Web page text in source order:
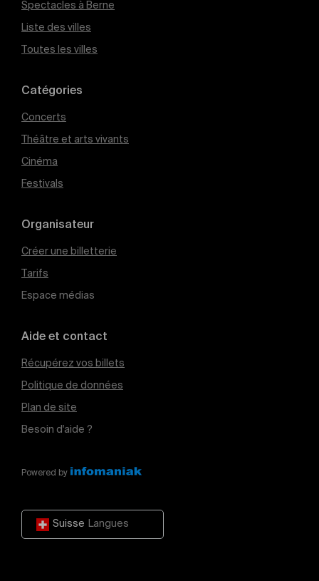
Spectacles à Berne
Liste des villes
Toutes les villes
Catégories
Concerts
Théâtre et arts vivants
Cinéma
Festivals
Organisateur
Créer une billetterie
Tarifs
Espace médias
Aide et contact
Récupérez vos billets
Politique de données
Plan de site
Besoin d'aide ?
Powered by
Suisse Langues